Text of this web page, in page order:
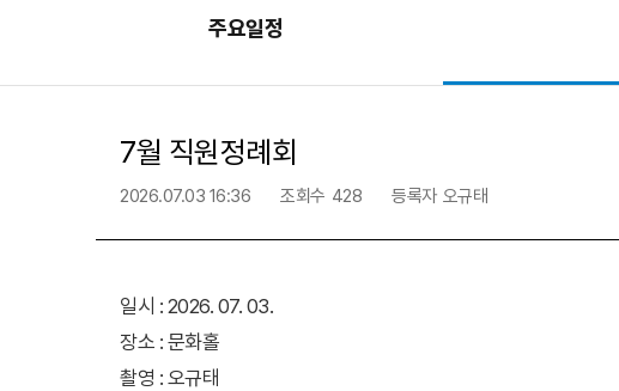
주요일정
7월 직원정례회
2026.07.03 16:36 조회수 428 등록자 오규태
일시 : 2026. 07. 03.
장소 : 문화홀
촬영 : 오규태